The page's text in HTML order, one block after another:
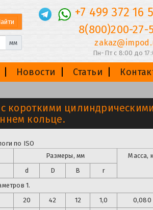
мм
+7 499 372 16
8(800)200-27-
Пн-Пт с 8:00 до
Новости Статьи
короткими цилиндрическими
кольце.
по ISO
Размеры, мм
Масса,
d D B
r
1.
20 42 12 1,0
0,080